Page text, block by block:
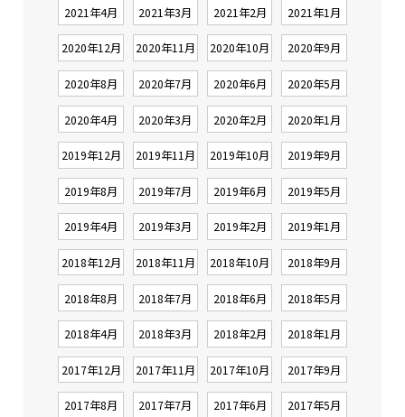
2021年4月 2021年3月 2021年2月 2021年1月
2020年12月 2020年11月 2020年10月 2020年9月
2020年8月 2020年7月 2020年6月 2020年5月
2020年4月 2020年3月 2020年2月 2020年1月
2019年12月 2019年11月 2019年10月 2019年9月
2019年8月 2019年7月 2019年6月 2019年5月
2019年4月 2019年3月 2019年2月 2019年1月
2018年12月 2018年11月 2018年10月 2018年9月
2018年8月 2018年7月 2018年6月 2018年5月
2018年4月 2018年3月 2018年2月 2018年1月
2017年12月 2017年11月 2017年10月 2017年9月
2017年8月 2017年7月 2017年6月 2017年5月